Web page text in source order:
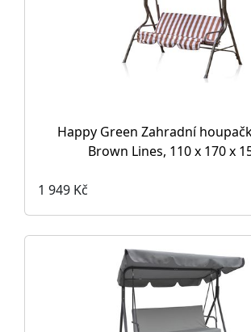
Happy Green Zahradní
Brown Lines, 110 x 170 x
1 949 Kč